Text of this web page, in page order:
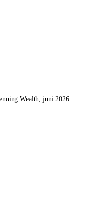
Wealth, juni 2026.